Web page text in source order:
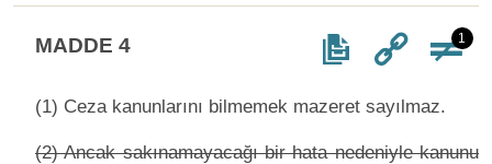
MADDE 4 1
(1) Ceza kanunlarını bilmemek mazeret sayılmaz.
(2) Ancak sakınamayacağı bir hata nedeniyle kanunu